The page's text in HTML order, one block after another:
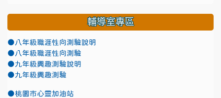
輔導室專區
●八年級職涯性向測驗說明
●八年級職涯性向測驗
●九年級興趣測驗說明
●九年級興趣測驗
●桃園市心靈加油站